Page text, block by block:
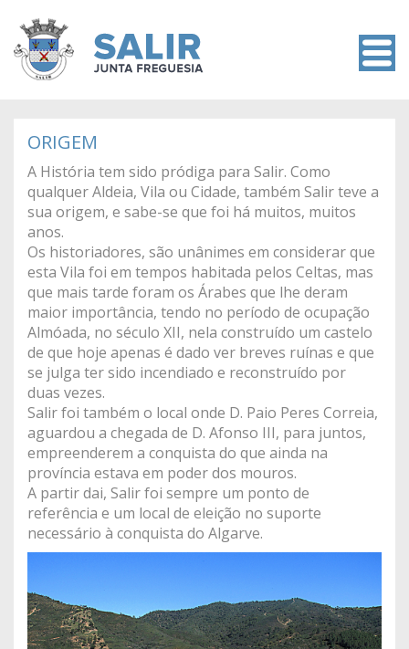
ORIGEM
A História tem sido pródiga para Salir. Como
qualquer Aldeia, Vila ou Cidade, também Salir teve a
sua origem, e sabe-se que foi há muitos, muitos
anos.
Os historiadores, são unânimes em considerar que
esta Vila foi em tempos habitada pelos Celtas, mas
que mais tarde foram os Árabes que lhe deram
maior importância, tendo no período de ocupação
Almóada, no século XII, nela construído um castelo
de que hoje apenas é dado ver breves ruínas e que
se julga ter sido incendiado e reconstruído por
duas vezes.
Salir foi também o local onde D. Paio Peres Correia,
aguardou a chegada de D. Afonso III, para juntos,
empreenderem a conquista do que ainda na
província estava em poder dos mouros.
A partir dai, Salir foi sempre um ponto de
referência e um local de eleição no suporte
necessário à conquista do Algarve.